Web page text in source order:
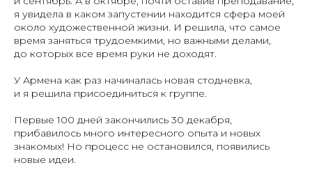
я увидела в каком запустении находится сфера моей
около художественной жизни. И решила, что самое
время заняться трудоемкими, но важными делами,
до которых все время руки не доходят.
У Армена как раз начиналась новая стодневка,
и я решила присоединиться к группе.
Первые 100 дней закончились 30 декабря,
прибавилось много интересного опыта и новых
знакомых! Но процесс не остановился, появились
новые идеи.